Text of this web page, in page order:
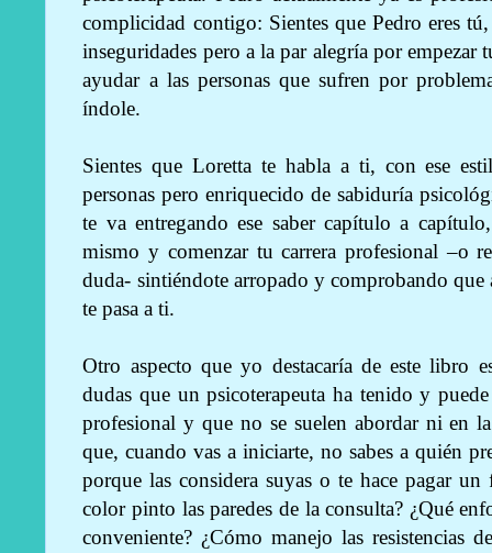
complicidad contigo: Sientes que Pedro eres
inseguridades pero a la par alegría por empezar
ayudar a las personas que sufren por
índole.
Sientes que Loretta te habla a ti, con ese
personas pero enriquecido de sabiduría
te va entregando ese saber capítulo a
mismo y comenzar tu carrera profesional –o
duda- sintiéndote arropado y comprobando que
te pasa a ti.
Otro aspecto que yo destacaría de este libro
dudas que un psicoterapeuta ha tenido y
profesional y que no se suelen abordar ni en
que, cuando vas a iniciarte, no sabes a quién
porque las considera suyas o te hace pagar
color pinto las paredes de la consulta? ¿Qué
conveniente? ¿Cómo manejo las resistencias